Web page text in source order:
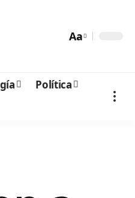
Aa
Política